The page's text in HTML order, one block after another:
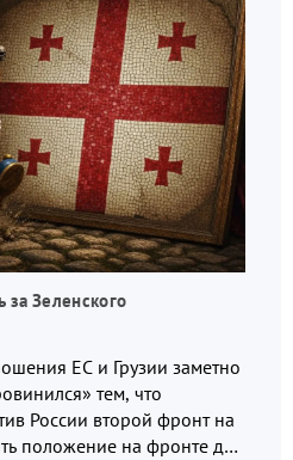
за Зеленского
ЕС и Грузии заметно
тем, что
России второй фронт на
положение на фронте для